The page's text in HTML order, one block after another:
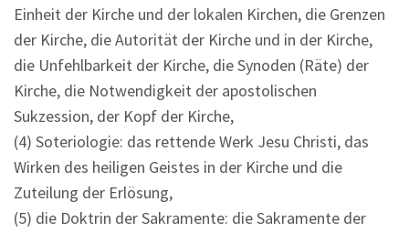
Einheit der Kirche und der lokalen Kirchen, die Grenzen
der Kirche, die Autorität der Kirche und in der Kirche,
die Unfehlbarkeit der Kirche, die Synoden (Räte) der
Kirche, die Notwendigkeit der apostolischen
Sukzession, der Kopf der Kirche,
(4) Soteriologie: das rettende Werk Jesu Christi, das
Wirken des heiligen Geistes in der Kirche und die
Zuteilung der Erlösung,
(5) die Doktrin der Sakramente: die Sakramente der